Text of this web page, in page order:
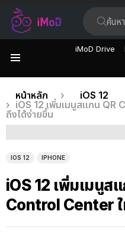
iMoD Drive
เรื่อง
ล่าสุด
คุณอยู่ที่นี่:
หน้าหลัก
iOS 12
iOS 12 เพิ่มเมนูสแกน QR
ถึงได้ง่ายขึ้น
IOS 12 IPHONE
iOS 12 เพิ่มเมนูส
Control Center ใ